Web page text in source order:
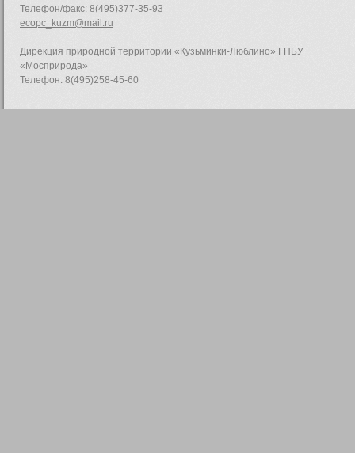
Телефон/факс: 8(495)377-35-93
ecopc_kuzm@mail.ru
Дирекция природной территории «Кузьминки-Люблино» ГПБУ
«Мосприрода»
Телефон: 8(495)258-45-60